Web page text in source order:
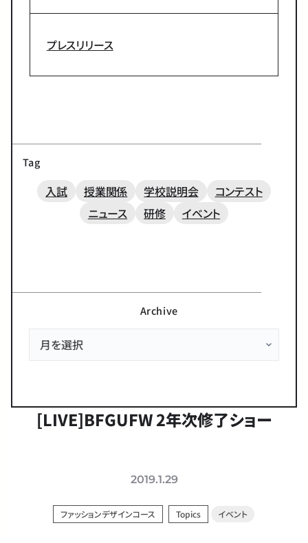
プレスリリース
Tag
入試 授業関係 学校説明会
コンテスト
ニュース
研修 イベント
Archive
[LIVE]BFGUFW 2年次修了ショー
2019.1.29
ファッションデザインコース Topics イベント